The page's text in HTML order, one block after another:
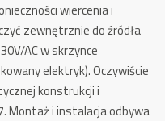
wiercenia i
zewnętrznie do źródła
AC w skrzynce
elektryk).Oczywiście
konstrukcji i
Montaż i instalacja odbywa